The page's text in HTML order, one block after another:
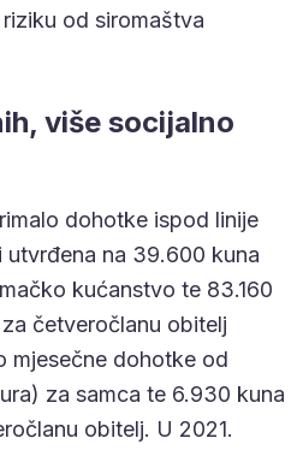
od siromaštva
više socijalno
dohotke ispod linije
utvrđena na 39.600 kuna
kućanstvo te 83.160
četveročlanu obitelj
mjesečne dohotke od
za samca te 6.930 kuna
obitelj. U 2021.